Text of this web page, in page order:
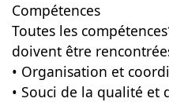
Compétences
Toutes les
doivent être
• Organisation et
• Souci de la qualité et